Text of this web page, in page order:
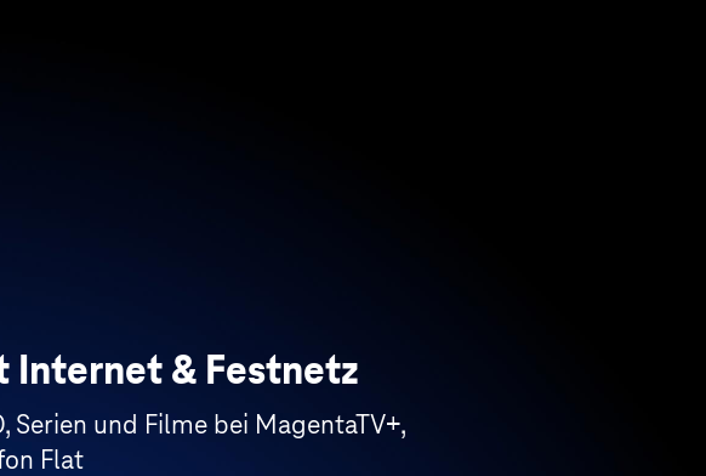
Internet & Festnetz
Serien und Filme bei MagentaTV+,
Flat